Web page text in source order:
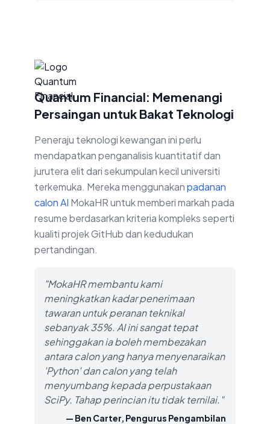
Quantum Financial: Memenangi
Persaingan untuk Bakat Teknologi
Peneraju teknologi kewangan ini perlu
mendapatkan penganalisis kuantitatif dan
jurutera elit dari sekumpulan kecil universiti
terkemuka. Mereka menggunakanpadanan
calon AI MokaHR untuk memberi markah pada
resume berdasarkan kriteria kompleks seperti
kualiti projek GitHub dan kedudukan
pertandingan.
"MokaHR membantu kami
meningkatkan kadar penerimaan
tawaran untuk peranan teknikal
sebanyak 35%. AI ini sangat tepat
sehinggakan ia boleh membezakan
antara calon yang hanya menyenaraikan
'Python' dan calon yang telah
menyumbang kepada perpustakaan
SciPy. Tahap perincian itu tidak ternilai."
— Ben Carter, Pengurus Pengambilan